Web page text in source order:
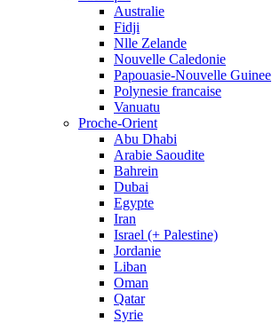
Australie
Fidji
Nlle Zelande
Nouvelle Caledonie
Papouasie-Nouvelle Guinee
Polynesie francaise
Vanuatu
Proche-Orient
Abu Dhabi
Arabie Saoudite
Bahrein
Dubai
Egypte
Iran
Israel (+ Palestine)
Jordanie
Liban
Oman
Qatar
Syrie